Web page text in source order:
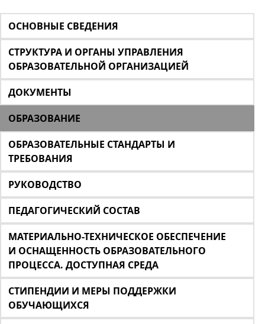
ОСНОВНЫЕ СВЕДЕНИЯ
СТРУКТУРА И ОРГАНЫ УПРАВЛЕНИЯ
ОБРАЗОВАТЕЛЬНОЙ ОРГАНИЗАЦИЕЙ
ДОКУМЕНТЫ
ОБРАЗОВАНИЕ
ОБРАЗОВАТЕЛЬНЫЕ СТАНДАРТЫ И
ТРЕБОВАНИЯ
РУКОВОДСТВО
ПЕДАГОГИЧЕСКИЙ СОСТАВ
МАТЕРИАЛЬНО-ТЕХНИЧЕСКОЕ ОБЕСПЕЧЕНИЕ
И ОСНАЩЕННОСТЬ ОБРАЗОВАТЕЛЬНОГО
ПРОЦЕССА. ДОСТУПНАЯ СРЕДА
СТИПЕНДИИ И МЕРЫ ПОДДЕРЖКИ
ОБУЧАЮЩИХСЯ